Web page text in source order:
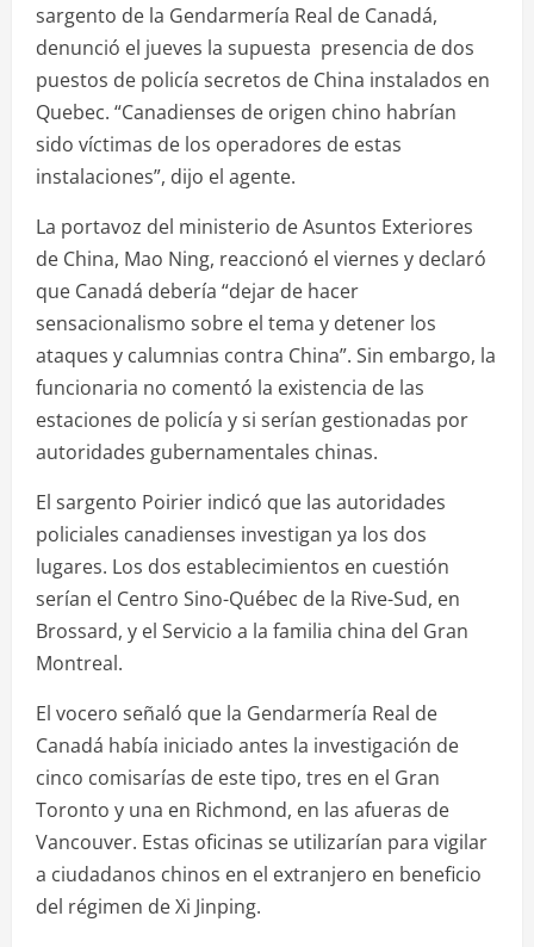
sargento de la Gendarmería Real de Canadá,
denunció el jueves la supuesta presencia de dos
puestos de policía secretos de China instalados en
Quebec. “Canadienses de origen chino habrían
sido víctimas de los operadores de estas
instalaciones”, dijo el agente.
La portavoz del ministerio de Asuntos Exteriores
de China, Mao Ning, reaccionó el viernes y declaró
que Canadá debería “dejar de hacer
sensacionalismo sobre el tema y detener los
ataques y calumnias contra China”. Sin embargo, la
funcionaria no comentó la existencia de las
estaciones de policía y si serían gestionadas por
autoridades gubernamentales chinas.
El sargento Poirier indicó que las autoridades
policiales canadienses investigan ya los dos
lugares. Los dos establecimientos en cuestión
serían el Centro Sino-Québec de la Rive-Sud, en
Brossard, y el Servicio a la familia china del Gran
Montreal.
El vocero señaló que la Gendarmería Real de
Canadá había iniciado antes la investigación de
cinco comisarías de este tipo, tres en el Gran
Toronto y una en Richmond, en las afueras de
Vancouver. Estas oficinas se utilizarían para vigilar
a ciudadanos chinos en el extranjero en beneficio
del régimen de Xi Jinping.